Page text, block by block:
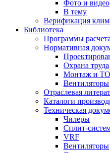
Фото и видео
В тему
Верификация
Библиотека
Программы расчета
Нормативная
Охрана труда
Монтаж и ТО
Вентиляторы
Отраслевая
Каталоги
Техническая
Чилеры
Сплит-
VRF
Вентиляторы